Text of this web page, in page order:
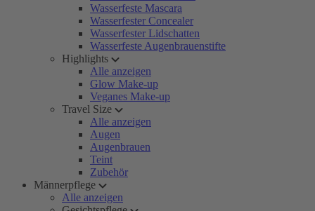
Wasserfeste Mascara
Wasserfester Concealer
Wasserfester Lidschatten
Wasserfeste Augenbrauenstifte
Highlights
Alle anzeigen
Glow Make-up
Veganes Make-up
Travel Size
Alle anzeigen
Augen
Augenbrauen
Teint
Zubehör
Männerpflege
Alle anzeigen